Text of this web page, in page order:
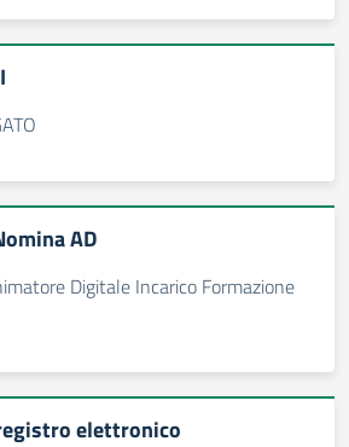
AD
Digitale Incarico Formazione
elettronico